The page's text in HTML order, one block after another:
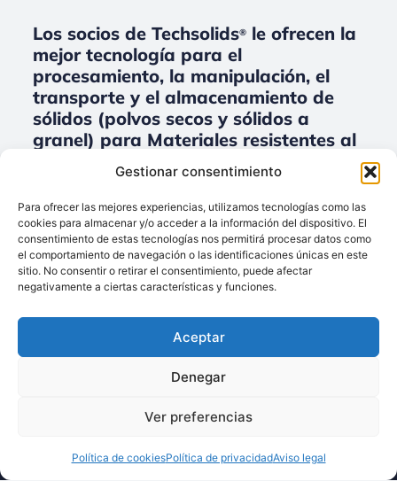
Gestionar consentimiento
Para ofrecer las mejores experiencias, utilizamos tecnologías como las
cookies para almacenar y/o acceder a la información del dispositivo. El
consentimiento de estas tecnologías nos permitirá procesar datos como
el comportamiento de navegación o las identificaciones únicas en este
sitio. No consentir o retirar el consentimiento, puede afectar
negativamente a ciertas características y funciones.
Aceptar
Denegar
Ver preferencias
Política de cookiesPolítica de privacidadAviso legal
Los socios de Techsolids®le ofrecen la
mejor tecnología para el
procesamiento, la manipulación, el
transporte y el almacenamiento de
sólidos (polvos secos y sólidos a
granel) para Materiales resistentes al
desgaste, revestimientos,
antiadherentes y anticorrosión.
No data was found
formado por las
tecnología y los
servicios para el
Llámenos:
+34 93 238 68 68
Dónde estamos:
C/ Francisco Giner,
27, bajos
08012 Barcelona
Escríbanos:
info@techsolids.com